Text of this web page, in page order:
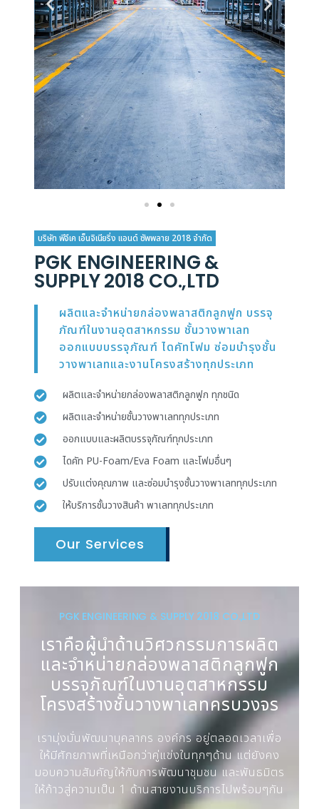
บริษัท พีจีเค เอ็นจิเนียริ่ง แอนด์ ซัพพลาย 2018 จำกัด
PGK ENGINEERING &
SUPPLY 2018 CO.,LTD
ผลิตและจำหน่ายกล่องพลาสติกลูกฟูก บรรจุ
ภัณฑ์ในงานอุตสาหกรรม ชั้นวางพาเลท
ออกแบบบรรจุภัณฑ์ ไดคัทโฟม ซ่อมบำรุงชั้น
วางพาเลทและงานโครงสร้างทุกประเภท
ผลิตและจำหน่ายกล่องพลาสติกลูกฟูก ทุกชนิด
ผลิตและจำหน่ายชั้นวางพาเลททุกประเภท
ออกแบบและผลิตบรรจุภัณฑ์ทุกประเภท
ไดคัท PU-Foam/Eva Foam และโฟมอื่นๆ
ปรับแต่งคุณภาพ และซ่อมบำรุงชั้นวางพาเลททุกประเภท
ให้บริการชั้นวางสินค้า พาเลททุกประเภท
Our Services
PGK ENGINEERING & SUPPLY 2018 CO.,LTD
เราคือผู้นำด้านวิศวกรรมการผลิต
และจำหน่ายกล่องพลาสติกลูกฟูก
บรรจุภัณฑ์ในงานอุตสาหกรรม
โครงสร้างชั้นวางพาเลทครบวงจร
เรามุ่งมั่นพัฒนาบุคลากร องค์กร อยู่ตลอดเวลาเพื่อ
ให้มีศักยภาพที่เหนือกว่าคู่แข่งในทุกๆด้าน แต่ยังคง
มอบความสัมคัญให้กับการพัฒนาชุมชน และพันธมิตร
ให้ก้าวสู่ความเป็น 1 ด้านสายงานบริการไปพร้อมๆกัน